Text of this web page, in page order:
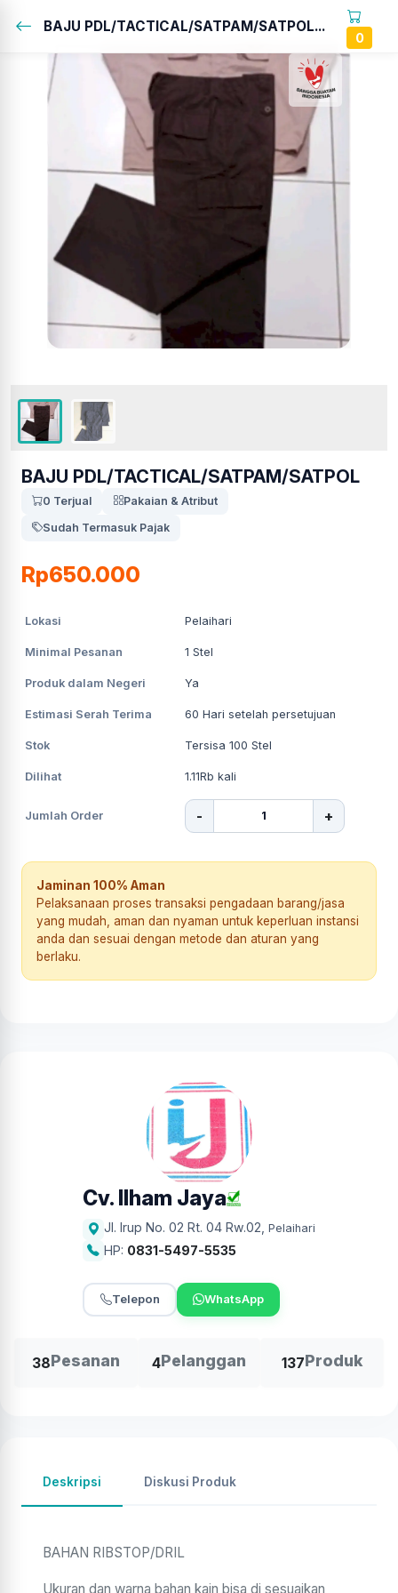
BAJU PDL/TACTICAL/SATPAM/SATPOL...
0
BAJU PDL/TACTICAL/SATPAM/SATPOL
0 Terjual
Pakaian & Atribut
Sudah Termasuk Pajak
Rp650.000
Lokasi Pelaihari
Minimal Pesanan 1 Stel
Produk dalam Negeri Ya
Estimasi Serah Terima 60 Hari setelah persetujuan
Stok Tersisa 100 Stel
Dilihat 1.11Rb kali
Jumlah Order - +
Jaminan 100% Aman
Pelaksanaan proses transaksi pengadaan barang/jasa
yang mudah, aman dan nyaman untuk keperluan instansi
anda dan sesuai dengan metode dan aturan yang
berlaku.
Cv. Ilham Jaya
Jl. Irup No. 02 Rt. 04 Rw.02 Pelaihari
HP: 0831-5497-5535
Telepon WhatsApp
38Pesanan 4Pelanggan 137Produk
Deskripsi Diskusi Produk
BAHAN RIBSTOP/DRIL
Ukuran dan warna bahan kain bisa di sesuaikan